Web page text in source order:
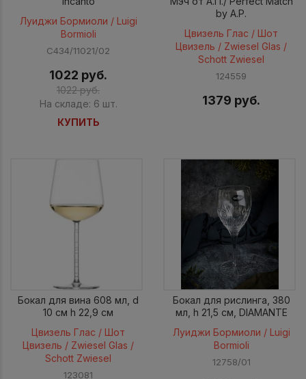
Луиджи Бормиоли / Luigi
Bormioli
С434/11021/02
1022 руб.
1022 руб.
На складе: 6 шт.
КУПИТЬ
by A.P.
Цвизель Глас / Шот
Цвизель / Zwiesel Glas /
Schott Zwiesel
124559
1379 руб.
Бокал для вина 608 мл, d
10 см h 22,9 см
Цвизель Глас / Шот
Цвизель / Zwiesel Glas /
Schott Zwiesel
123081
Бокал для рислинга, 380
мл, h 21,5 см, DIAMANTE
Луиджи Бормиоли / Luigi
Bormioli
12758/01